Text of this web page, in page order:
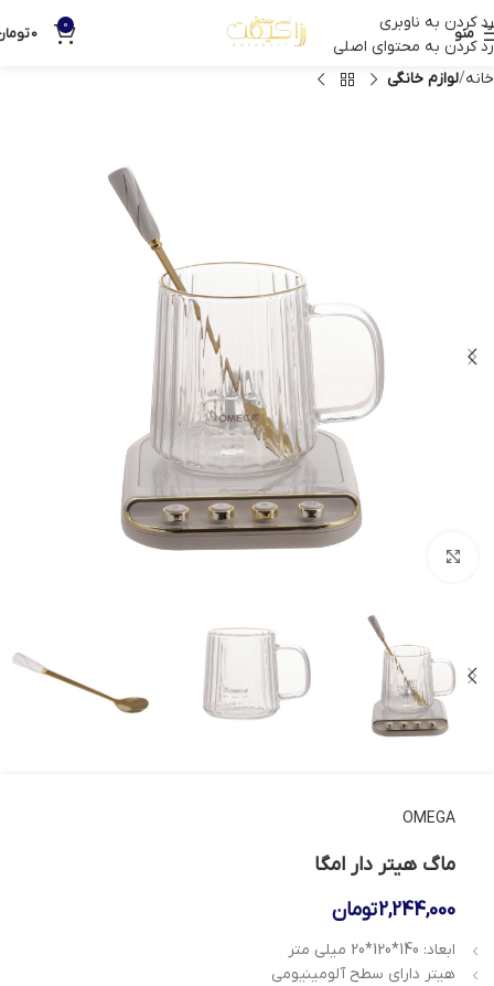
رد کردن به ناوبری
رد کردن به محتوای اصلی
منو 0
0
خانه لوازم خانگی
OMEGA
ماگ هیتر دار امگا
2,244,000تومان
ابعاد: 140*120*20 میلی متر
هیتر دارای سطح آلومینیومی